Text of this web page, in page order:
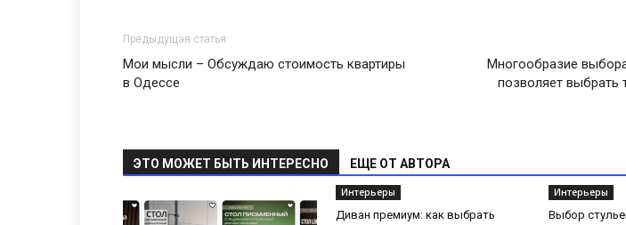
Предыдущая статья
Мои мысли – Обсуждаю стоимость квартиры
в Одессе
Многообразие
позволяет выбрать
ЭТО МОЖЕТ БЫТЬ ИНТЕРЕСНО ЕЩЕ ОТ АВТОРА
Интерьеры
Диван премиум: как выбрать
Интерьеры
Выбор